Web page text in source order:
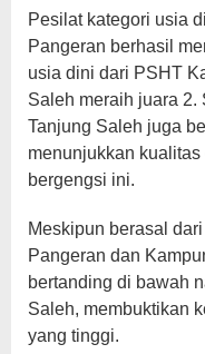
Pesilat kategori usia
Pangeran berhasil
usia dini dari PSHT
Saleh meraih juara 2.
Tanjung Saleh juga
menunjukkan
bergengsi ini.
Meskipun berasal
Pangeran dan
bertanding di bawah
Saleh, membuktikan
yang tinggi.